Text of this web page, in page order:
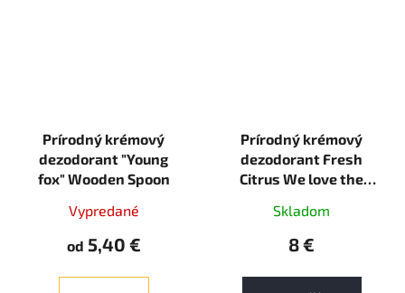
Prírodný krémový
dezodorant "Young
fox" Wooden Spoon
Vypredané
od 5,40 €
Prírodný krémový
dezodorant Fresh
Citrus We love the
Skladom
8 €